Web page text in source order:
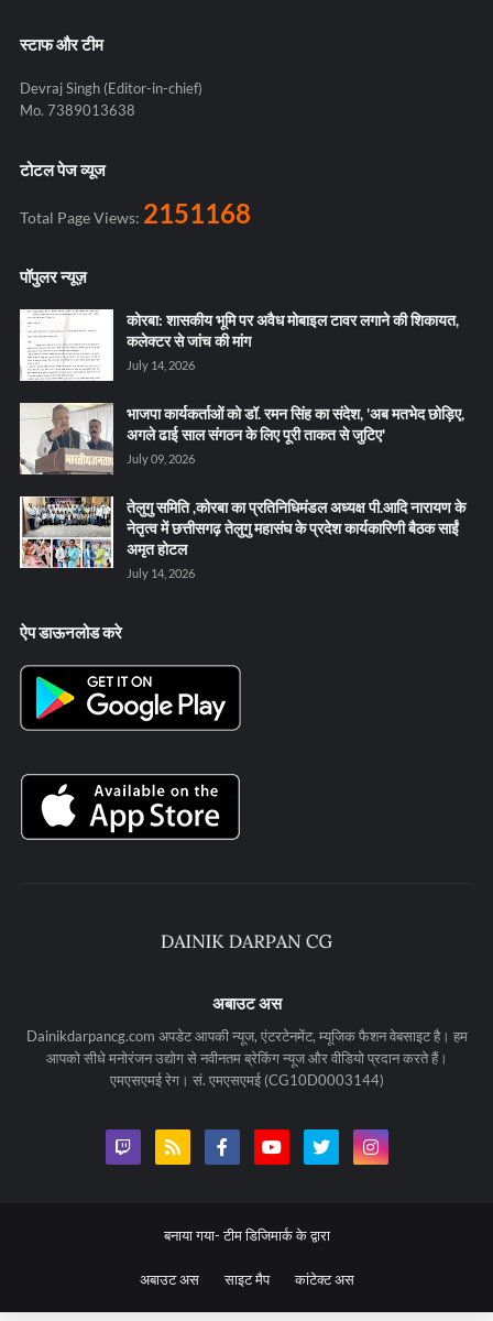
स्टाफ और टीम
Devraj Singh (Editor-in-chief)
Mo. 7389013638
टोटल पेज व्यूज
Total Page Views: 2151168
पॉपुलर न्यूज़
कोरबा: शासकीय भूमि पर अवैध मोबाइल टावर लगाने की शिकायत,
कलेक्टर से जांच की मांग
July 14, 2026
भाजपा कार्यकर्ताओं को डॉ. रमन सिंह का संदेश, 'अब मतभेद छोड़िए,
अगले ढाई साल संगठन के लिए पूरी ताकत से जुटिए'
July 09, 2026
तेलुगु समिति ,कोरबा का प्रतिनिधिमंडल अध्यक्ष पी.आदि नारायण के
नेतृत्व में छत्तीसगढ़ तेलुगु महासंघ के प्रदेश कार्यकारिणी बैठक साईं
अमृत होटल
July 14, 2026
ऐप डाऊनलोड करे
अबाउट अस
Dainikdarpancg.com अपडेट आपकी न्यूज, एंटरटेनमेंट, म्यूजिक फैशन वेबसाइट है। हम
आपको सीधे मनोरंजन उद्योग से नवीनतम ब्रेकिंग न्यूज और वीडियो प्रदान करते हैं।
एमएसएमई रेग। सं. एमएसएमई (CG10D0003144)
बनाया गया-टीम डिजिमार्क के द्वारा
अबाउट अस साइट मैप कांटेक्ट अस